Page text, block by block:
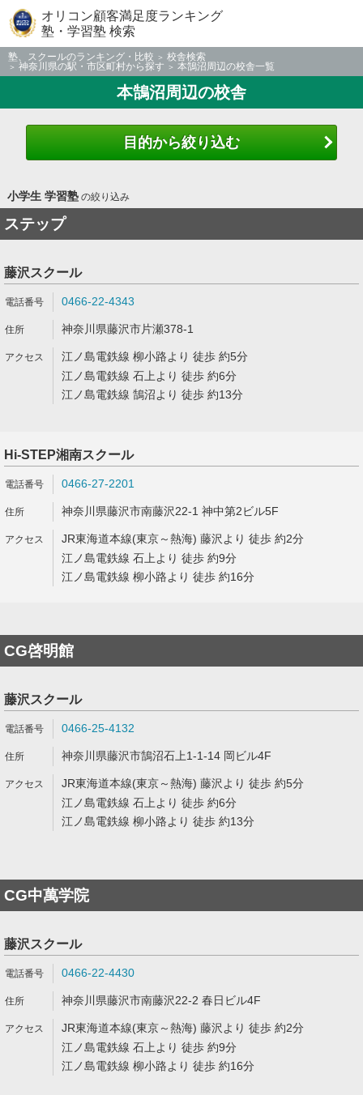
オリコン顧客満足度ランキング
塾・学習塾 検索
塾、スクールのランキング・比較
校舎検索
神奈川県の駅・市区町村から探す
本鵠沼周辺の校舎一覧
本鵠沼周辺の校舎
目的から絞り込む
小学生 学習塾の絞り込み
ステップ
藤沢スクール
0466-22-4343
神奈川県藤沢市片瀬378-1
江ノ島電鉄線 柳小路より 徒歩 約5分
江ノ島電鉄線 石上より 徒歩 約6分
江ノ島電鉄線 鵠沼より 徒歩 約13分
Hi-STEP湘南スクール
0466-27-2201
神奈川県藤沢市南藤沢22-1 神中第2ビル5F
JR東海道本線(東京～熱海) 藤沢より 徒歩 約2分
江ノ島電鉄線 石上より 徒歩 約9分
江ノ島電鉄線 柳小路より 徒歩 約16分
CG啓明館
藤沢スクール
0466-25-4132
神奈川県藤沢市鵠沼石上1-1-14 岡ビル4F
JR東海道本線(東京～熱海) 藤沢より 徒歩 約5分
江ノ島電鉄線 石上より 徒歩 約6分
江ノ島電鉄線 柳小路より 徒歩 約13分
CG中萬学院
藤沢スクール
0466-22-4430
神奈川県藤沢市南藤沢22-2 春日ビル4F
JR東海道本線(東京～熱海) 藤沢より 徒歩 約2分
江ノ島電鉄線 石上より 徒歩 約9分
江ノ島電鉄線 柳小路より 徒歩 約16分